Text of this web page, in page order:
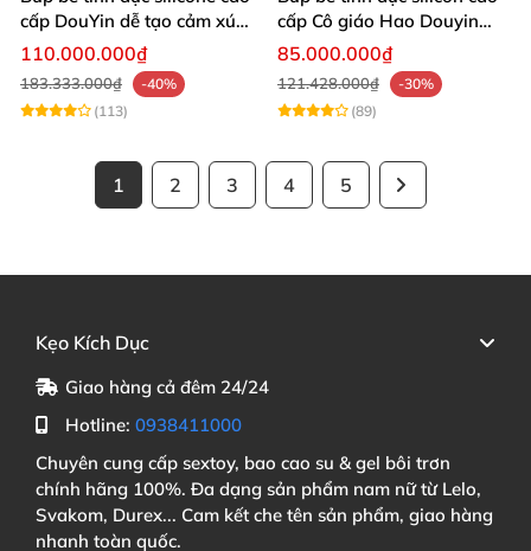
cấp DouYin dễ tạo cảm xúc
thật
110.000.000₫
183.333.000₫
-40%
(113)
cấp Cô giáo Hao Douyin
ngực khủng
85.000.000₫
121.428.000₫
-30%
(89)
1 2 3 4 5
Kẹo Kích Dục
Giao hàng cả đêm 24/24
Hotline: 0938411000
Chuyên cung cấp sextoy, bao cao su & gel bôi trơn
chính hãng 100%. Đa dạng sản phẩm nam nữ từ Lelo,
Svakom, Durex... Cam kết che tên sản phẩm, giao hàng
nhanh toàn quốc.